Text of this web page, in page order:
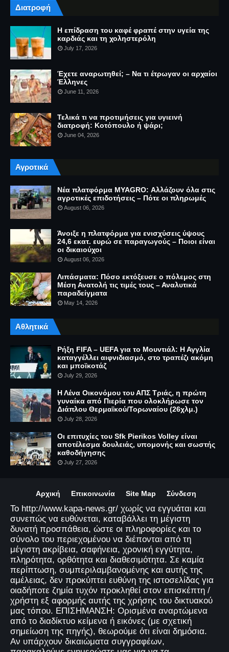
Διατροφή
Η επίδραση του καφέ φραπέ στην υγεία της
καρδιάς και τη χοληστερόλη
July 17, 2026
Έχετε αναρωτηθεί; – Να τι έτρωγαν οι αρχαίοι
Έλληνες
June 11, 2026
Τελικά τι να προτιμήσεις για υγιεινή
διατροφή: Κοτόπουλο ή ψάρι;
June 04, 2026
Αγροτικά
Νέα πλατφόρμα MYAGRO: Αλλάζουν όλα στις
αγροτικές επιδοτήσεις – Πότε οι πληρωμές
August 06, 2026
Άνοιξε η πλατφόρμα για ενισχύσεις ύψους
24,6 εκατ. ευρώ σε παραγωγούς – Ποιοι είναι
οι δικαιούχοι
August 06, 2026
Λιπάσματα: Πόσο εκτόξευσε ο πόλεμος στη
Μέση Ανατολή τις τιμές τους – Αναλυτικά
παραδείγματα
May 14, 2026
Αθλητικά
Ρήξη FIFA – UEFA για το Μουντιάλ: Η Αγγλία
καταγγέλλει αιφνιδιασμό, στο τραπέζι ακόμη
και μποϊκοτάζ
July 29, 2026
Η Λένα Οικονόμου του ΑΠΣ Τριάς, η πρώτη
γυναίκα από Πιερία που ολοκλήρωσε τον
Διάπλου Θερμαϊκού/Τορωναίου (26χλμ.)
July 28, 2026
Οι επιτυχίες του Sfk Pierikos Volley είναι
αποτέλεσμα δουλειάς, υπομονής και σωστής
καθοδήγησης
July 27, 2026
Αρχική Επικοινωνία Site Map Σύνδεση
Το http://www.kapa-news.gr/ χωρίς να εγγυάται και
συνεπώς να ευθύνεται, καταβάλλει τη μέγιστη
δυνατή προσπάθεια, ώστε οι πληροφορίες και το
σύνολο του περιεχομένου να διέπονται από τη
μέγιστη ακρίβεια, σαφήνεια, χρονική εγγύτητα,
πληρότητα, ορθότητα και διαθεσιμότητα. Σε καμία
περίπτωση, συμπεριλαμβανομένης και αυτής της
αμέλειας, δεν προκύπτει ευθύνη της ιστοσελίδας για
οιαδήποτε ζημία τυχόν προκληθεί στον επισκέπτη /
χρήστη εξ αφορμής αυτής της χρήσης του δικτυακού
μας τόπου. ΕΠΙΣΗΜΑΝΣΗ: Ορισμένα αναρτώμενα
από το διαδίκτυο κείμενα ή εικόνες (με σχετική
σημείωση της πηγής), θεωρούμε ότι είναι δημόσια.
Αν υπάρχουν δικαιώματα συγγραφέων,